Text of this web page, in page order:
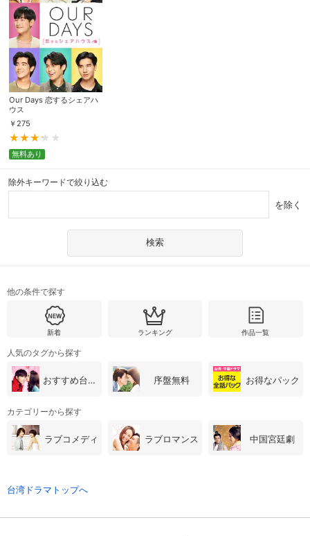
Our Days 恋するシェアハ
ウス
￥ 275
無料あり
除外キーワードで絞り込む
を除く
他の条件で探す
新着 ランキング 作品一覧
人気のタグから探す
おすすめ台湾・中国ドラマ 序盤無料 お得なパック
カテゴリーから探す
ラブコメディ ラブロマンス 中国宮廷劇
台湾ドラマトップへ